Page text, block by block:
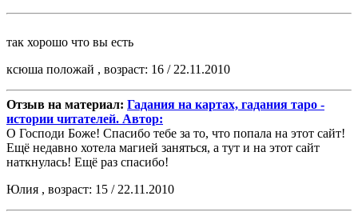
так хорошо что вы есть
ксюша положай , возраст: 16 / 22.11.2010
Отзыв на материал: Гадания на картах, гадания таро -
истории читателей. Автор:
О Господи Боже! Спасибо тебе за то, что попала на этот сайт!
Ещё недавно хотела магией заняться, а тут и на этот сайт
наткнулась! Ещё раз спасибо!
Юлия , возраст: 15 / 22.11.2010